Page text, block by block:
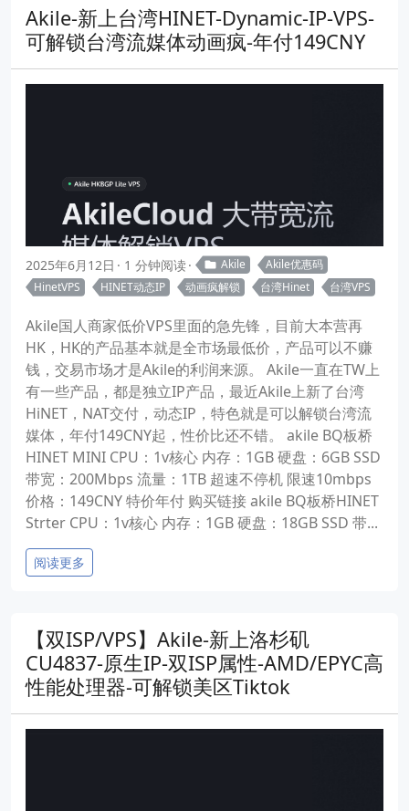
Akile-新上台湾HINET-Dynamic-IP-VPS-
可解锁台湾流媒体动画疯-年付149CNY
2025年6月12日 1 分钟阅读 Akile
Akile优惠码
HinetVPS
HINET动态IP 动画疯解锁 台湾Hinet 台湾VPS
Akile国人商家低价VPS里面的急先锋，目前大本营再
HK，HK的产品基本就是全市场最低价，产品可以不赚
钱，交易市场才是Akile的利润来源。 Akile一直在TW上
有一些产品，都是独立IP产品，最近Akile上新了台湾
HiNET，NAT交付，动态IP，特色就是可以解锁台湾流
媒体，年付149CNY起，性价比还不错。 akile BQ板桥
HINET MINI CPU：1v核心 内存：1GB 硬盘：6GB SSD
带宽：200Mbps 流量：1TB 超速不停机 限速10mbps
价格：149CNY 特价年付 购买链接 akile BQ板桥HINET
Strter CPU：1v核心 内存：1GB 硬盘：18GB SSD 带...
阅读更多
【双ISP/VPS】Akile-新上洛杉矶
CU4837-原生IP-双ISP属性-AMD/EPYC高
性能处理器-可解锁美区Tiktok